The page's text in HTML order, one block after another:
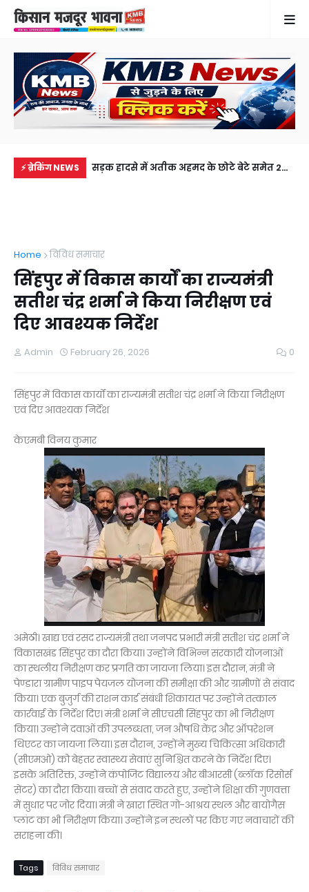
⚡ ब्रेकिंग NEWS
में से नहीं पहुंची एक
सड़क हादसे में अतीक अहमद के छोटे बेटे समेत 2
Home विविध समाचार
सिंहपुर में विकास कार्यों का राज्यमंत्री
सतीश चंद्र शर्मा ने किया निरीक्षण एवं
दिए आवश्यक निर्देश
Admin February 26, 2026 0
सिंहपुर में विकास कार्यों का राज्यमंत्री सतीश चंद्र शर्मा ने किया निरीक्षण
एवं दिए आवश्यक निर्देश
केएमबी विनय कुमार
अमेठी। खाद्य एवं रसद राज्यमंत्री तथा जनपद प्रभारी मंत्री सतीश चंद्र शर्मा ने
विकासखंड सिंहपुर का दौरा किया। उन्होंने विभिन्न सरकारी योजनाओं
का स्थलीय निरीक्षण कर प्रगति का जायजा लिया। इस दौरान, मंत्री ने
पेण्डारा ग्रामीण पाइप पेयजल योजना की समीक्षा की और ग्रामीणों से संवाद
किया। एक बुजुर्ग की राशन कार्ड संबंधी शिकायत पर उन्होंने तत्काल
कार्रवाई के निर्देश दिए। मंत्री शर्मा ने सीएचसी सिंहपुर का भी निरीक्षण
किया। उन्होंने दवाओं की उपलब्धता, जन औषधि केंद्र और ऑपरेशन
थिएटर का जायजा लिया। इस दौरान, उन्होंने मुख्य चिकित्सा अधिकारी
(सीएमओ) को बेहतर स्वास्थ्य सेवाएं सुनिश्चित करने के निर्देश दिए।
इसके अतिरिक्त, उन्होंने कंपोजिट विद्यालय और बीआरसी (ब्लॉक रिसोर्स
सेंटर) का दौरा किया। बच्चों से संवाद करते हुए, उन्होंने शिक्षा की गुणवत्ता
में सुधार पर जोर दिया। मंत्री ने खारा स्थित गो-आश्रय स्थल और बायोगैस
प्लांट का भी निरीक्षण किया। उन्होंने इन स्थलों पर किए गए नवाचारों की
सराहना की।
Tags विविध समाचार